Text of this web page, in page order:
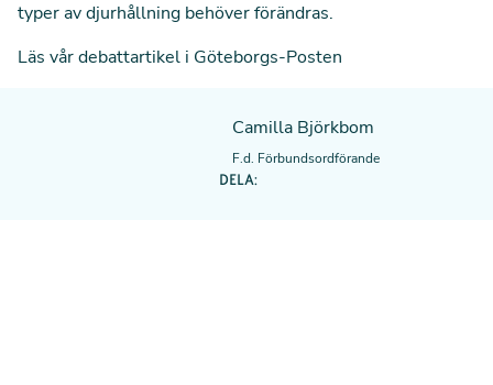
typer av djurhållning behöver förändras.
Läs vår debattartikel i Göteborgs-Posten
Camilla Björkbom
F.d. Förbundsordförande
DELA: